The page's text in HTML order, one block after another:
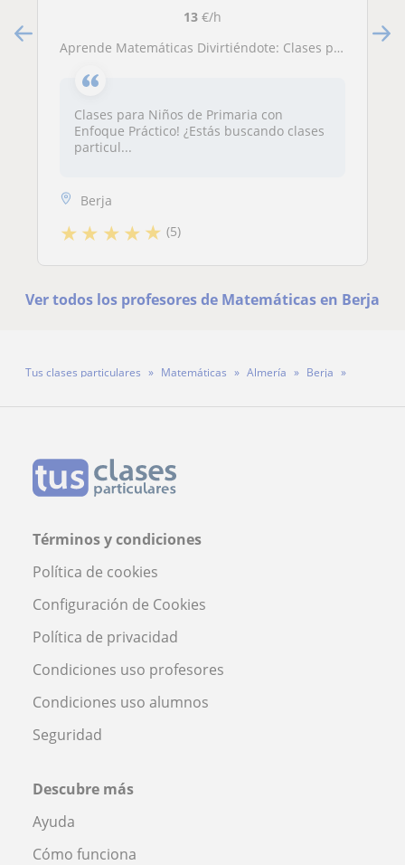
13€/h
Aprende Matemáticas Divirtiéndote: Clases para Niños de Primaria con Enfoque Práctico.
Clases para Niños de Primaria con
Enfoque Práctico! ¿Estás buscando clases
particul...
Berja
★★ ★★★ (5)
Ver todos los profesores de Matemáticas en Berja
Tus clases particulares Matemáticas Almería
Berja
Términos y condiciones
Política de cookies
Configuración de Cookies
Política de privacidad
Condiciones uso profesores
Condiciones uso alumnos
Seguridad
Descubre más
Ayuda
Cómo funciona